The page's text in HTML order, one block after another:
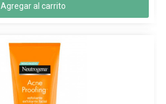
Agregar al carrito